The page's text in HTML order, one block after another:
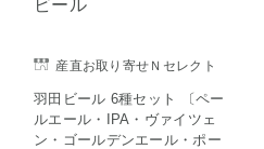
産直お取り寄せＮセレクト
羽田ビール 6種セット 〔ペー
ルエール・IPA・ヴァイツェ
ン・ゴールデンエール・ポー